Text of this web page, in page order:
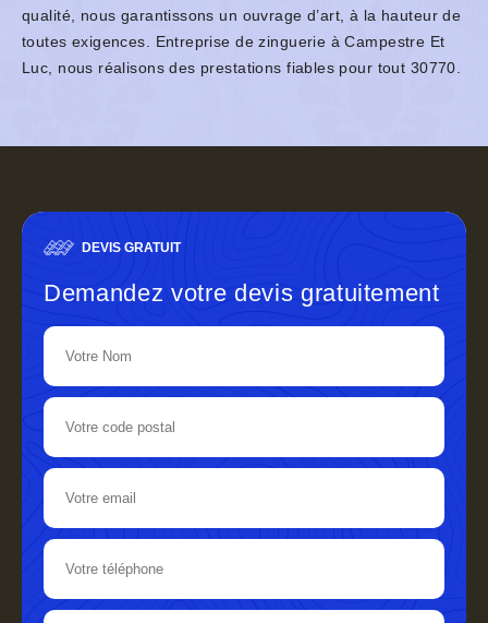
qualité, nous garantissons un ouvrage d’art, à la hauteur de
toutes exigences. Entreprise de zinguerie à Campestre Et
Luc, nous réalisons des prestations fiables pour tout 30770.
DEVIS GRATUIT
Demandez votre devis gratuitement